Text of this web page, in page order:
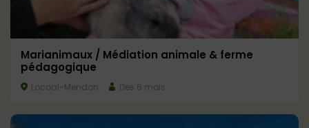
Marianimaux / Médiation animale & ferme
pédagogique
Locoal-Mendon Dès 6 mois